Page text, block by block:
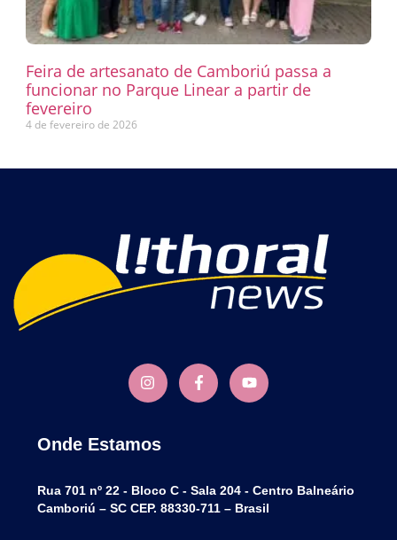
Feira de artesanato de Camboriú passa a
funcionar no Parque Linear a partir de
fevereiro
4 de fevereiro de 2026
Onde Estamos
Rua 701 nº 22 - Bloco C - Sala 204 - Centro Balneário
Camboriú – SC CEP. 88330-711 – Brasil